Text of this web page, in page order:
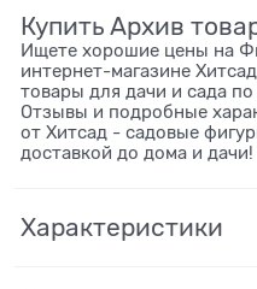
Купить Архив
Ищете хорошие цены на
интернет-магазине
товары для дачи и сада
Отзывы и подробные
от Хитсад - садовые
доставкой до дома и дачи!
Характеристики